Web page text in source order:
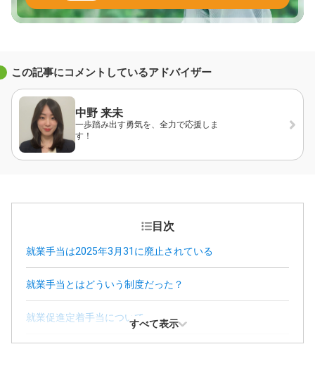
この記事にコメントしているアドバイザー
中野 来未
一歩踏み出す勇気を、全力で応援しま
す！
目次
就業手当は2025年3月31に廃止されている
就業手当とはどういう制度だった？
就業促進定着手当について
すべて表示